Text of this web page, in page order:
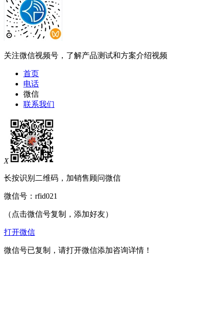
关注微信视频号，了解产品测试和方案介绍视频
首页
电话
微信
联系我们
X
长按识别二维码，加销售顾问微信
微信号： rfid021
（点击微信号复制，添加好友）
打开微信
微信号已复制，请打开微信添加咨询详情！